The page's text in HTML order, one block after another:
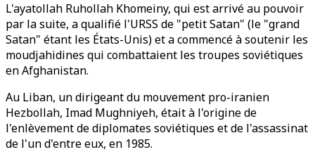
L'ayatollah Ruhollah Khomeiny, qui est arrivé au pouvoir
par la suite, a qualifié l'URSS de "petit Satan" (le "grand
Satan" étant les États-Unis) et a commencé à soutenir les
moudjahidines qui combattaient les troupes soviétiques
en Afghanistan.
Au Liban, un dirigeant du mouvement pro-iranien
Hezbollah, Imad Mughniyeh, était à l'origine de
l'enlèvement de diplomates soviétiques et de l'assassinat
de l'un d'entre eux, en 1985.